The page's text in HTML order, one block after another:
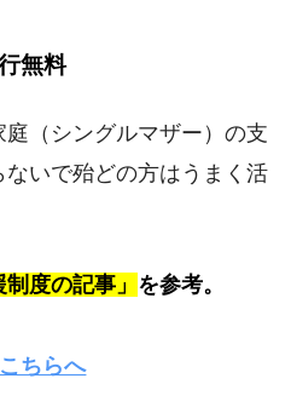
無料
（シングルマザー）の支
いで殆どの方はうまく活
度の記事」 を参考。
ちらへ